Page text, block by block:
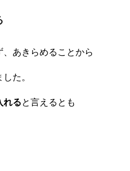
あきらめることから
た。
れると言えるとも